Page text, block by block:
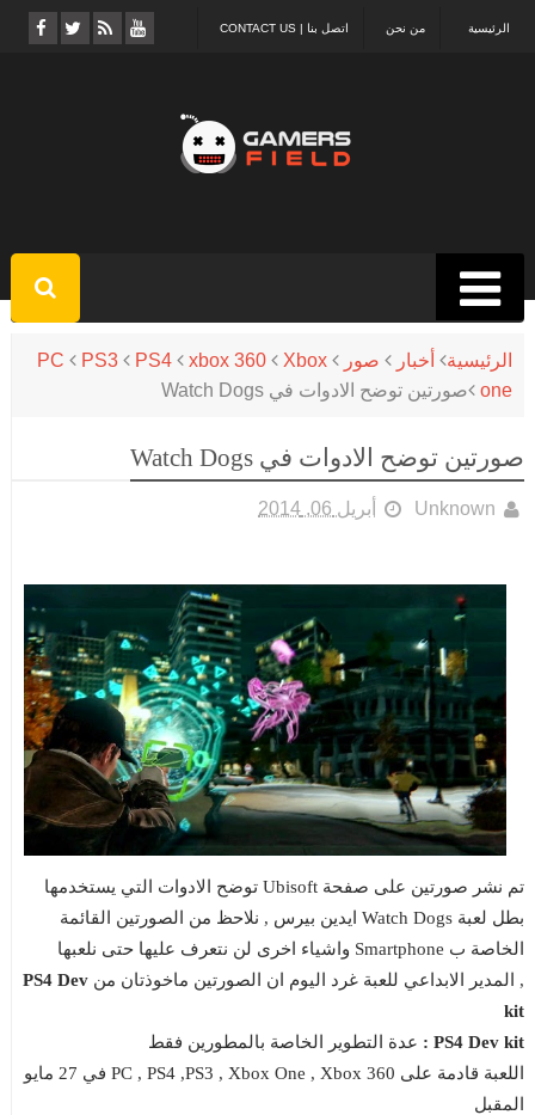
اتصل بنا | CONTACT US من نحن الرئيسية
الرئيسية أخبار صور PC PS3 PS4 xbox 360
Xbox
one صورتين توضح الادوات في Watch Dogs
صورتين توضح الادوات في Watch Dogs
Unknown أبريل 06, 2014
تم نشر صورتين على صفحة Ubisoft توضح الادوات التي يستخدمها
بطل لعبة Watch Dogs ايدين بيرس , نلاحظ من الصورتين القائمة
الخاصة ب Smartphone واشياء اخرى لن نتعرف عليها حتى نلعبها
, المدير الابداعي للعبة غرد اليوم ان الصورتين ماخوذتان من PS4 Dev
kit
PS4 Dev kit :
عدة التطوير الخاصة بالمطورين فقط
اللعبة قادمة على PC , PS4 ,PS3 , Xbox One , Xbox 360 في 27 مايو
المقبل